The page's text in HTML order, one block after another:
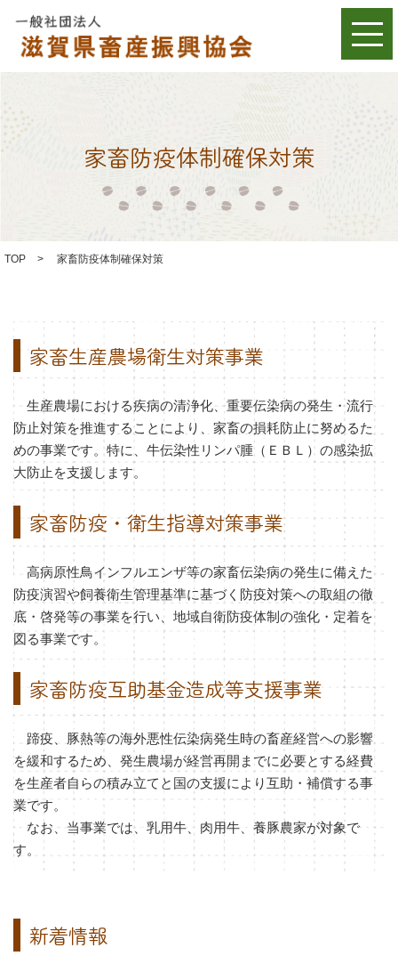
家畜防疫体制確保対策
TOP > 家畜防疫体制確保対策
家畜生産農場衛生対策事業
生産農場における疾病の清浄化、重要伝染病の発生・流行
防止対策を推進することにより、家畜の損耗防止に努めるた
めの事業です。特に、牛伝染性リンパ腫（ＥＢＬ）の感染拡
大防止を支援します。
家畜防疫・衛生指導対策事業
高病原性鳥インフルエンザ等の家畜伝染病の発生に備えた
防疫演習や飼養衛生管理基準に基づく防疫対策への取組の徹
底・啓発等の事業を行い、地域自衛防疫体制の強化・定着を
図る事業です。
家畜防疫互助基金造成等支援事業
蹄疫、豚熱等の海外悪性伝染病発生時の畜産経営への影響
を緩和するため、発生農場が経営再開までに必要とする経費
を生産者自らの積み立てと国の支援により互助・補償する事
業です。
なお、当事業では、乳用牛、肉用牛、養豚農家が対象で
す。
新着情報